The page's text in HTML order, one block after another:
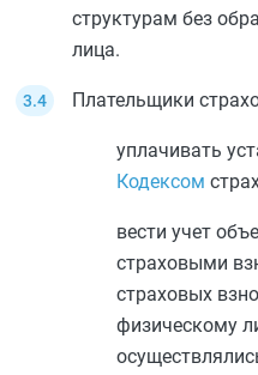
структурам без
лица.
Плательщики
уплачивать
Кодексом
вести учет
страховыми
страховых
физическому